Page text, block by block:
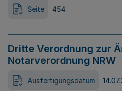
Seite 454
Dritte Verordnung zur
Notarverordnung NRW
Ausfertigungsdatum